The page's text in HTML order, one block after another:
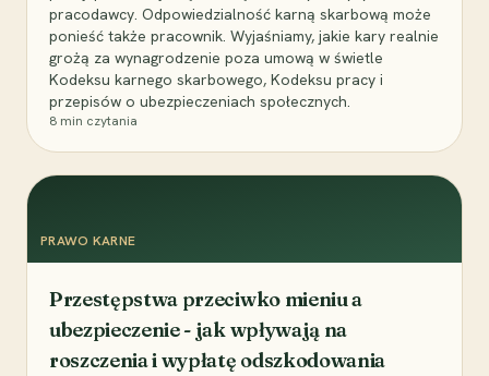
pracodawcy. Odpowiedzialność karną skarbową może
ponieść także pracownik. Wyjaśniamy, jakie kary realnie
grożą za wynagrodzenie poza umową w świetle
Kodeksu karnego skarbowego, Kodeksu pracy i
przepisów o ubezpieczeniach społecznych.
8 min czytania
PRAWO KARNE
Przestępstwa przeciwko mieniu a
ubezpieczenie - jak wpływają na
roszczenia i wypłatę odszkodowania